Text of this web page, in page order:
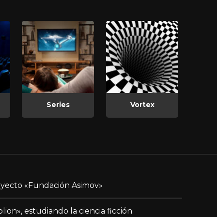
Series Vortex
«Fundación Asimov»
estudiando la ciencia ficción